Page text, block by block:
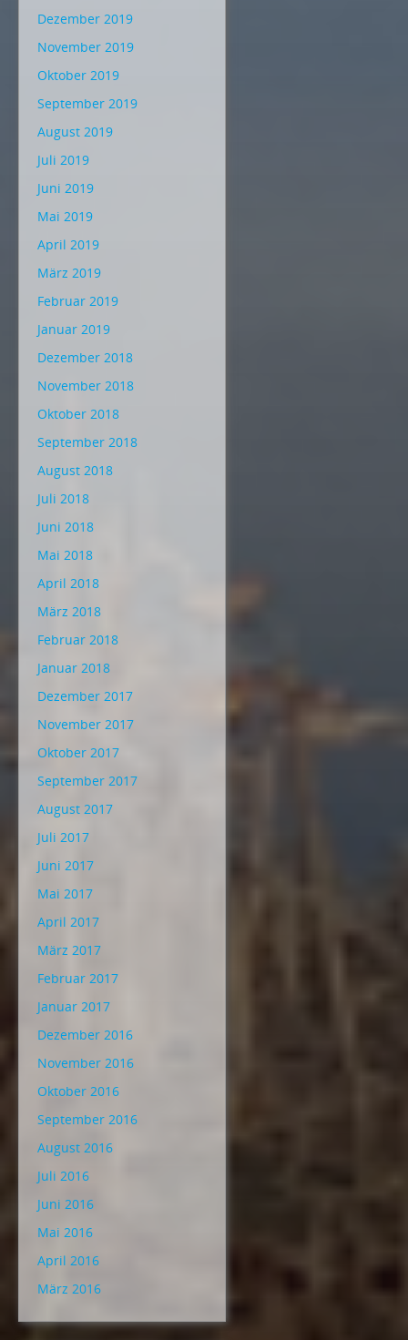
Dezember 2019
November 2019
Oktober 2019
September 2019
August 2019
Juli 2019
Juni 2019
Mai 2019
April 2019
März 2019
Februar 2019
Januar 2019
Dezember 2018
November 2018
Oktober 2018
September 2018
August 2018
Juli 2018
Juni 2018
Mai 2018
April 2018
März 2018
Februar 2018
Januar 2018
Dezember 2017
November 2017
Oktober 2017
September 2017
August 2017
Juli 2017
Juni 2017
Mai 2017
April 2017
März 2017
Februar 2017
Januar 2017
Dezember 2016
November 2016
Oktober 2016
September 2016
August 2016
Juli 2016
Juni 2016
Mai 2016
April 2016
März 2016